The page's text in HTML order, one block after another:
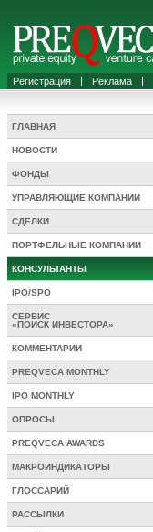
Регистрация Реклама
ГЛАВНАЯ
НОВОСТИ
ФОНДЫ
УПРАВЛЯЮЩИЕ КОМПАНИИ
СДЕЛКИ
ПОРТФЕЛЬНЫЕ КОМПАНИИ
КОНСУЛЬТАНТЫ
IPO/SPO
СЕРВИС
«ПОИСК ИНВЕСТОРА»
КОММЕНТАРИИ
PREQVECA MONTHLY
IPO MONTHLY
ОПРОСЫ
PREQVECA AWARDS
МАКРОИНДИКАТОРЫ
ГЛОССАРИЙ
РАССЫЛКИ